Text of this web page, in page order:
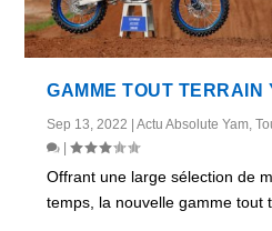
GAMME TOUT TERRAIN
Sep 13, 2022 |Actu Absolute Yam ,
|
Offrant une large sélection de
temps, la nouvelle gamme tout